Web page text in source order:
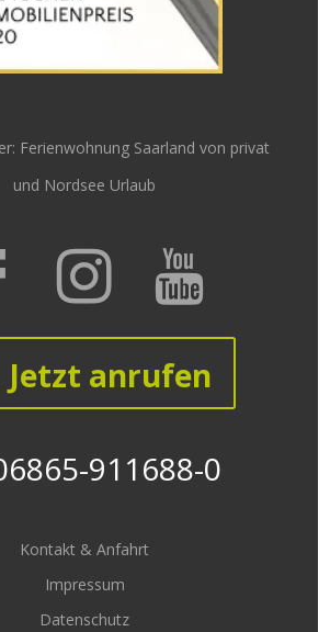
Ferienwohnung Saarland von privat
und Nordsee Urlaub
Jetzt anrufen
911688-0
Kontakt & Anfahrt
Impressum
Datenschutz